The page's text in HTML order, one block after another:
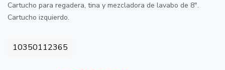
Cartucho para regadera, tina y mezcladora de lavabo de 8".
Cartucho izquierdo.
10350112365